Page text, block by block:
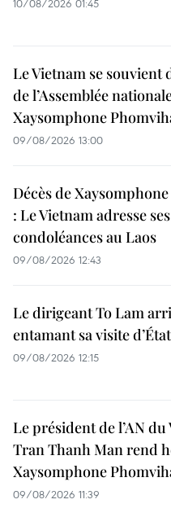
10/08/2026 01:45
Le Vietnam se souvient
de l’Assemblée
Xaysomphone
09/08/2026 13:00
Décès de
: Le Vietnam adresse ses
condoléances au Laos
09/08/2026 12:43
Le dirigeant To Lam
entamant sa visite
09/08/2026 12:15
Le président de l’AN du
Tran Thanh Man rend
Xaysomphone
09/08/2026 11:39